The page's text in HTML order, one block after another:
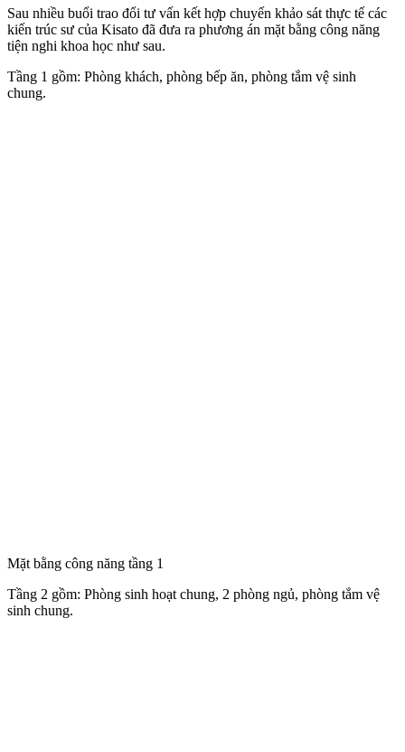
Sau nhiều buổi trao đổi tư vấn kết hợp chuyến khảo sát thực tế các
kiến trúc sư của Kisato đã đưa ra phương án mặt bằng công năng
tiện nghi khoa học như sau.
Tầng 1 gồm: Phòng khách, phòng bếp ăn, phòng tắm vệ sinh
chung.
Mặt bằng công năng tầng 1
Tầng 2 gồm: Phòng sinh hoạt chung, 2 phòng ngủ, phòng tắm vệ
sinh chung.